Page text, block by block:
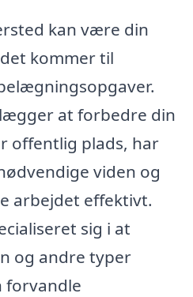
kan være din
kommer til
at forbedre din
offentlig plads, har
viden og
arbejdet effektivt.
sig i at
og andre typer
forvandle